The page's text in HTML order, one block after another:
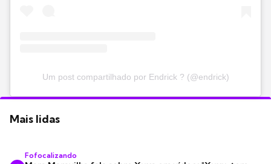
Um post compartilhado por Endrick ? (@endrick)
Mais lidas
Fofocalizando